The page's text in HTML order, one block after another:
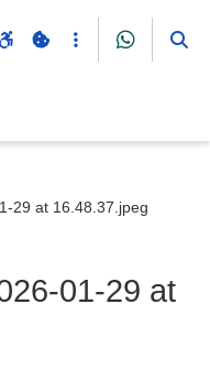
29 at 16.48.37.jpeg
01-29 at